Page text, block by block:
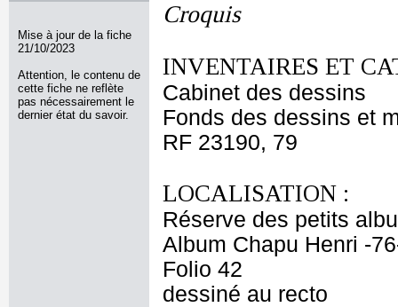
Mise à jour de la fiche
21/10/2023
Attention, le contenu de
cette fiche ne reflète
pas nécessairement le
dernier état du savoir.
Croquis
INVENTAIRES ET
Cabinet des dessins
Fonds des dessins et
RF 23190, 79
LOCALISATION :
Réserve des petits
Album Chapu Henri -
Folio 42
dessiné au recto